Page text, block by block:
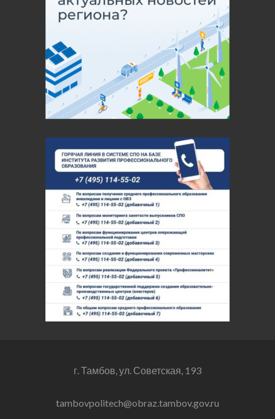
г. Тамбов, ул. Советская, 193
tambovpolitech@obraz.tambov.gov.ru